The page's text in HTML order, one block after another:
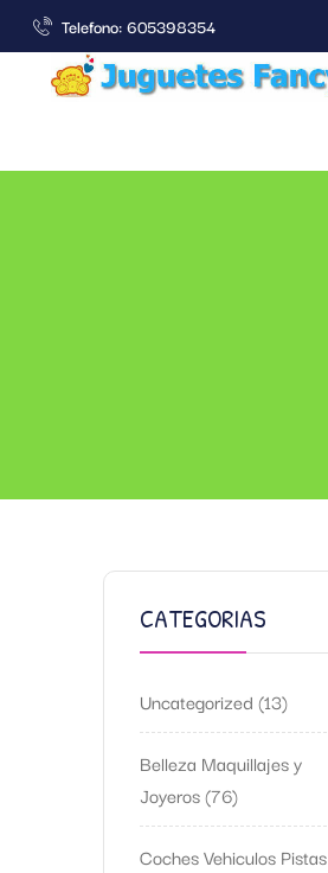
Telefono: 605398354
CATEGORIAS
Uncategorized 13
Belleza Maquillajes y
Joyeros 76
Coches Vehiculos Pistas